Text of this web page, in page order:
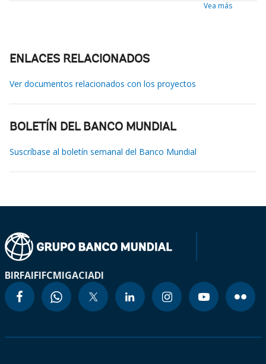
Vea más
ENLACES RELACIONADOS
Ver documentos relacionados con los proyectos
BOLETÍN DEL BANCO MUNDIAL
Suscríbase al boletín semanal del Banco Mundial
BIRFAIFIFCMIGACIADI